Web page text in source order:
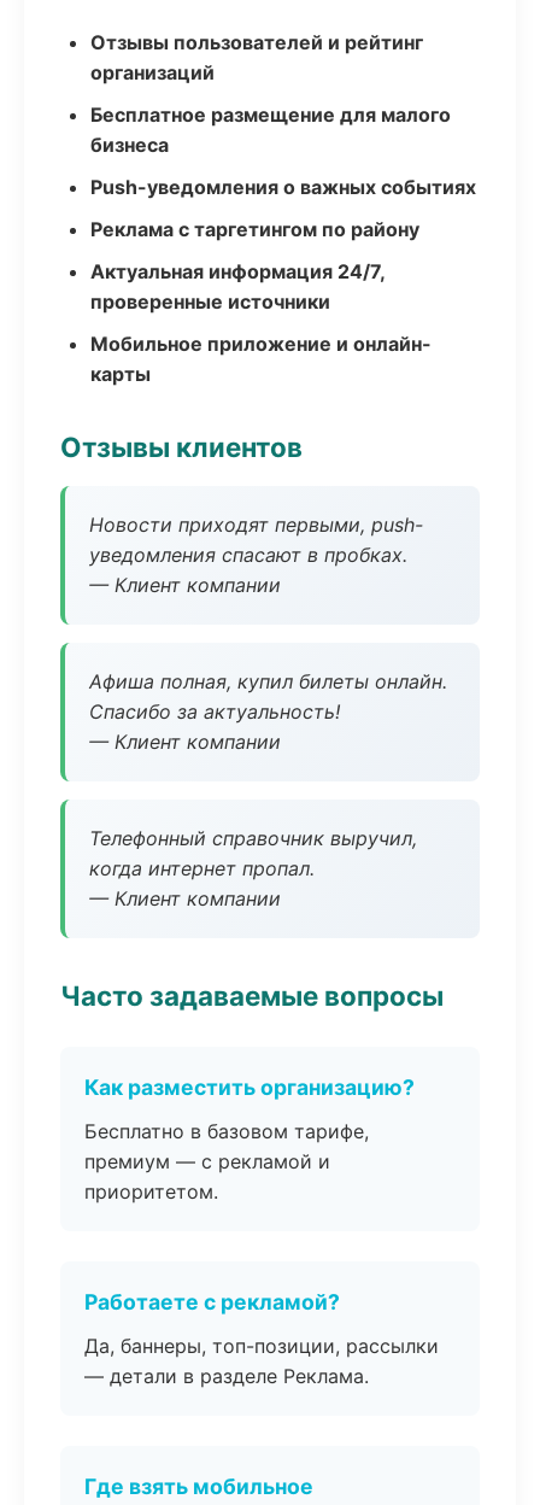
Отзывы пользователей и рейтинг
организаций
Бесплатное размещение для малого
бизнеса
Push-уведомления о важных событиях
Реклама с таргетингом по району
Актуальная информация 24/7,
проверенные источники
Мобильное приложение и онлайн-
карты
Отзывы клиентов
Новости приходят первыми, push-
уведомления спасают в пробках.
— Клиент компании
Афиша полная, купил билеты онлайн.
Спасибо за актуальность!
— Клиент компании
Телефонный справочник выручил,
когда интернет пропал.
— Клиент компании
Часто задаваемые вопросы
Как разместить организацию?
Бесплатно в базовом тарифе,
премиум — с рекламой и
приоритетом.
Работаете с рекламой?
Да, баннеры, топ-позиции, рассылки
— детали в разделе Реклама.
Где взять мобильное